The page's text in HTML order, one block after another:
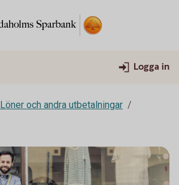
Logga in
Löner och andra utbetalningar